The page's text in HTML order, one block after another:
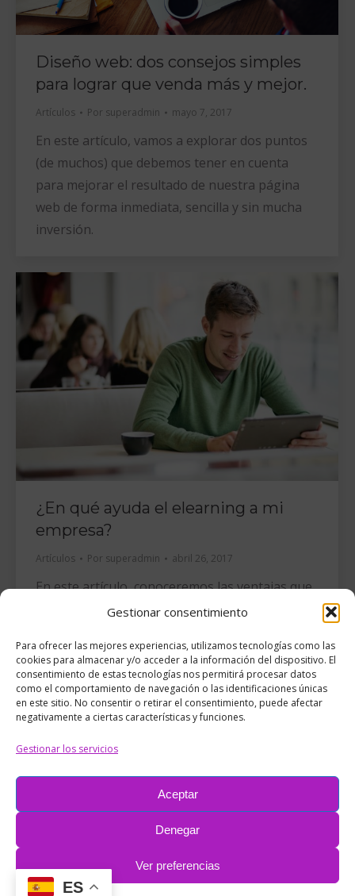
Gestionar consentimiento
Para ofrecer las mejores experiencias, utilizamos tecnologías como las
cookies para almacenar y/o acceder a la información del dispositivo. El
consentimiento de estas tecnologías nos permitirá procesar datos
como el comportamiento de navegación o las identificaciones únicas
en este sitio. No consentir o retirar el consentimiento, puede afectar
negativamente a ciertas características y funciones.
Gestionar los servicios
Aceptar
Denegar
Ver preferencias
Diseño web: dos consejos simples
para lograr que venda más y mejor.
Artículos Por superadmin mayo 7, 2017
En este artículo, vamos a explorar dos puntos
(de muchos) que debemos tener en cuenta
para mejorar el resultado de nuestra página
web de forma inmediata, sencilla y sin mucha
inversión.
¿En qué ayuda el elearning a mi
empresa?
Artículos Por superadmin abril 26, 2017
En este artículo, conoceremos las ventajas que
aporta el e-Learning, también conocido como
formar a nuestros RRHH, a nuestra fuerza de
venta o transmitir el conocimiento a quienes
serán los encargados de vender y/o instalar
nuestros productos, evitando la necesidad de
organizar y solventar traslados que…
ES